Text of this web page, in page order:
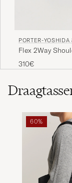
PORTER-YOSHIDA
Flex 2Way
310€
60%